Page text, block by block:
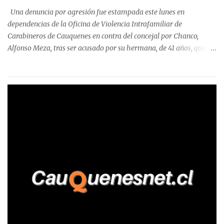
precisa que la mayor cantidad de dinero apostado se registró en
Talca, donde...
Una denuncia por agresión fue estampada este lunes en
dependencias de la Oficina de Violencia Intrafamiliar de
Carabineros de Cauquenes en contra del concejal por Chanco,
Alfonso Meza, tras ser acusado por su hermana, de 41 años, quien
relató que los hechos ocurrieron cerca de las 11:30 horas en el
trabajadores, el edil descendió del vehículo y, en medio de la
confrontación, la habría tomado de los hombros, empujado al
suelo y agredido con golpes de pies y manos, mientr...